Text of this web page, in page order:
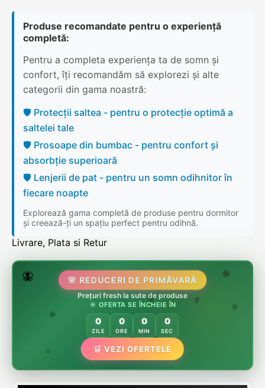
Produse recomandate pentru o experiență
completă:
Pentru a completa experiența ta de somn și
confort, îți recomandăm să explorezi și alte
categorii din gama noastră:
🛡️ Protecții saltea - pentru o protecție optimă a
saltelei tale
🛡️ Prosoape din bumbac - pentru confort și
absorbție superioară
🛡️ Lenjerii de pat - pentru un somn odihnitor în
fiecare noapte
Explorează gama completă de produse pentru dormitor
și creează-ți un spațiu perfect pentru odihnă.
Livrare, Plata si Retur
🌸
🌸
🌿
🌸
🏵️
🌷
🦋 🌸 REDUCERI DE PRIMĂVARĂ
Prețuri fresh la sute de produse
☀️ OFERTA SE ÎNCHEIE ÎN
0
ZILE
0
ORE
0
MIN
0
SEC
🛒 VEZI OFERTELE